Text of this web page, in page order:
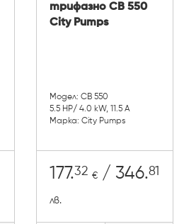
трифазно CB 550
City Pumps
Модел: CB 550
5.5 HP/ 4.0 kW, 11.5 A
Марка: City Pumps
177.32 € / 346.81
лв.